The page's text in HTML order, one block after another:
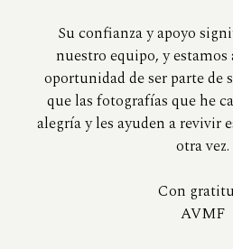
Su confianza y apoyo
nuestro equipo, y
oportunidad de ser parte de
que las fotografías que he
alegría y les ayuden a revivir
otra vez.
Con
AVMF